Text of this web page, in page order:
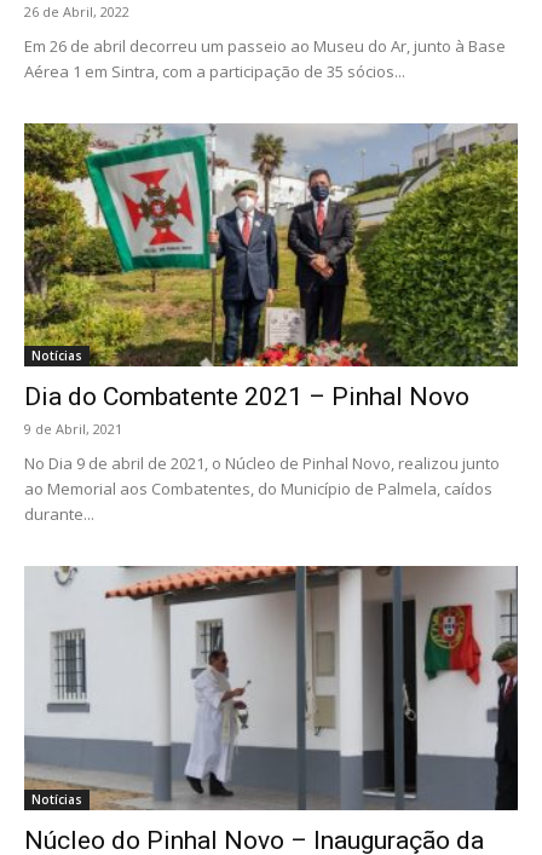
26 de Abril, 2022
Em 26 de abril decorreu um passeio ao Museu do Ar, junto à Base
Aérea 1 em Sintra, com a participação de 35 sócios...
Notícias
Dia do Combatente 2021 – Pinhal Novo
9 de Abril, 2021
No Dia 9 de abril de 2021, o Núcleo de Pinhal Novo, realizou junto
ao Memorial aos Combatentes, do Município de Palmela, caídos
durante...
Notícias
Núcleo do Pinhal Novo – Inauguração da